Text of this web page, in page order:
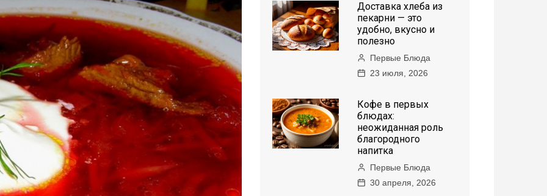
Доставка хлеба из
пекарни — это
удобно, вкусно и
полезно
Первые Блюда
23 июля, 2026
Кофе в первых
блюдах:
неожиданная роль
благородного
напитка
Первые Блюда
30 апреля, 2026